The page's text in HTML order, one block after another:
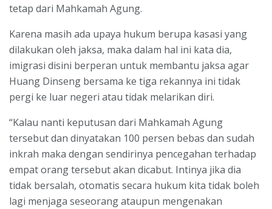
tetap dari Mahkamah Agung.
Karena masih ada upaya hukum berupa kasasi yang
dilakukan oleh jaksa, maka dalam hal ini kata dia,
imigrasi disini berperan untuk membantu jaksa agar
Huang Dinseng bersama ke tiga rekannya ini tidak
pergi ke luar negeri atau tidak melarikan diri.
“Kalau nanti keputusan dari Mahkamah Agung
tersebut dan dinyatakan 100 persen bebas dan sudah
inkrah maka dengan sendirinya pencegahan terhadap
empat orang tersebut akan dicabut. Intinya jika dia
tidak bersalah, otomatis secara hukum kita tidak boleh
lagi menjaga seseorang ataupun mengenakan